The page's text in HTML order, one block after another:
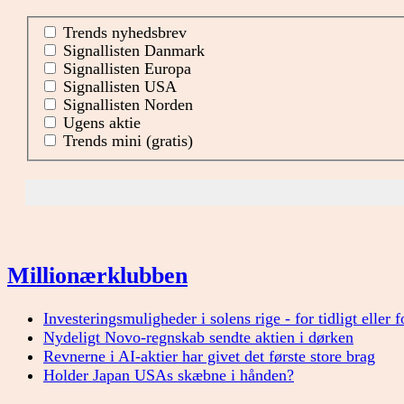
Trends nyhedsbrev
Signallisten Danmark
Signallisten Europa
Signallisten USA
Signallisten Norden
Ugens aktie
Trends mini (gratis)
Millionærklubben
Investeringsmuligheder i solens rige - for tidligt eller
Nydeligt Novo-regnskab sendte aktien i dørken
Revnerne i AI-aktier har givet det første store brag
Holder Japan USAs skæbne i hånden?